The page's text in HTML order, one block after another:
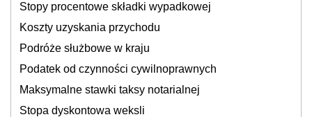
Stopy procentowe składki wypadkowej
Koszty uzyskania przychodu
Podróże służbowe w kraju
Podatek od czynności cywilnoprawnych
Maksymalne stawki taksy notarialnej
Stopa dyskontowa weksli